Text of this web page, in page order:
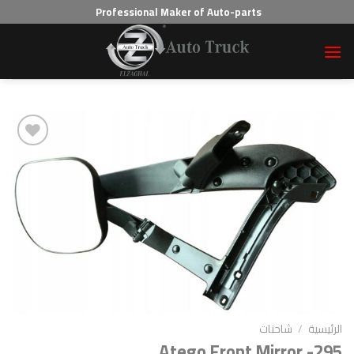
Professional Maker of Auto-parts
Add to wishlist
شاحنات